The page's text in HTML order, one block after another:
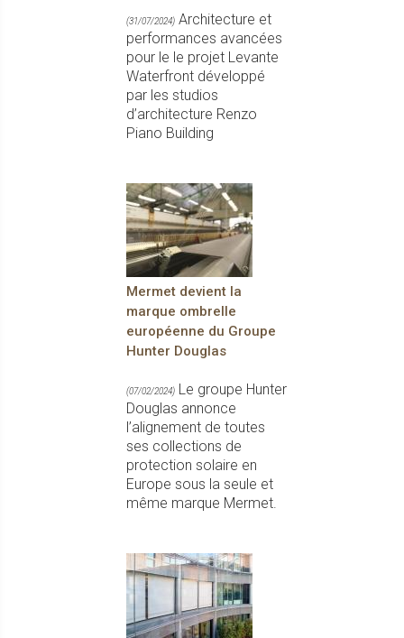
(31/07/2024) Architecture et
performances avancées
pour le le projet Levante
Waterfront développé
par les studios
d’architecture Renzo
Piano Building
Mermet devient la
marque ombrelle
européenne du Groupe
Hunter Douglas
(07/02/2024) Le groupe Hunter
Douglas annonce
l’alignement de toutes
ses collections de
protection solaire en
Europe sous la seule et
même marque Mermet.